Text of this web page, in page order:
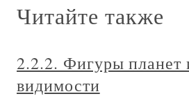
Читайте также
2.2.2. Фигуры планет
видимости